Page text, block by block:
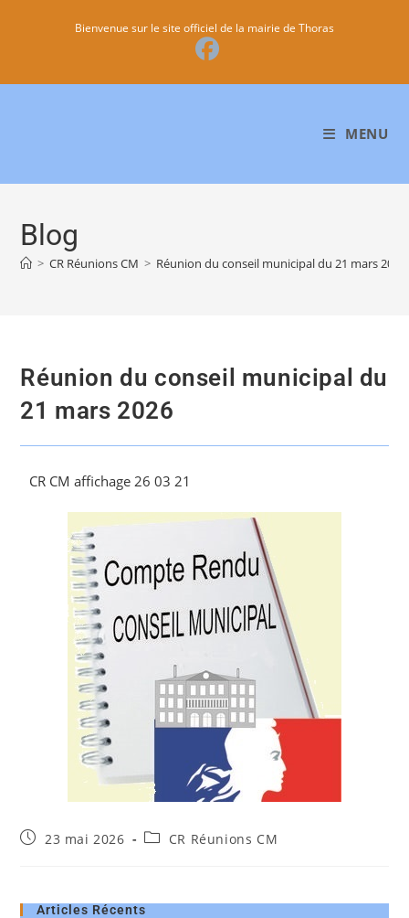
Bienvenue sur le site officiel de la mairie de Thoras
MENU
Blog
> CR Réunions CM > Réunion du conseil municipal du 21 mars 2026
Réunion du conseil municipal du
21 mars 2026
CR CM affichage 26 03 21
23 mai 2026 CR Réunions CM
Articles Récents